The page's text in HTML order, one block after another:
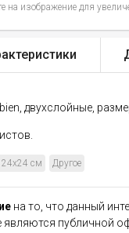
на изображение для
двухслойные,
24х24 см Другое
на то, что данный
являются публичной